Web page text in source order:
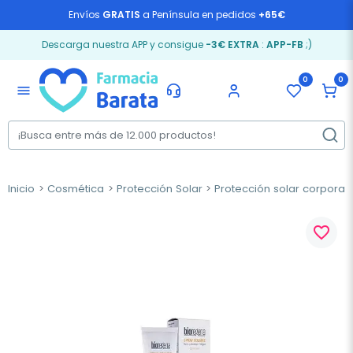
Envíos GRATIS a Península en pedidos +65€
Descarga nuestra APP y consigue -3€ EXTRA: APP-FB ;)
menu
0 0
Inicio Cosmética Protección Solar Protección solar corporal
favorite_border